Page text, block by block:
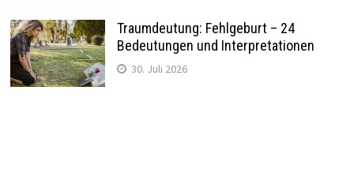
Traumdeutung: Fehlgeburt – 24
Bedeutungen und Interpretationen
30. Juli 2026